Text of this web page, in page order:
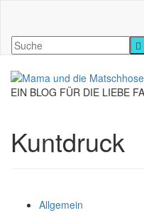
EIN BLOG FÜR DIE LIEBE
Kuntdruck
Allgemein